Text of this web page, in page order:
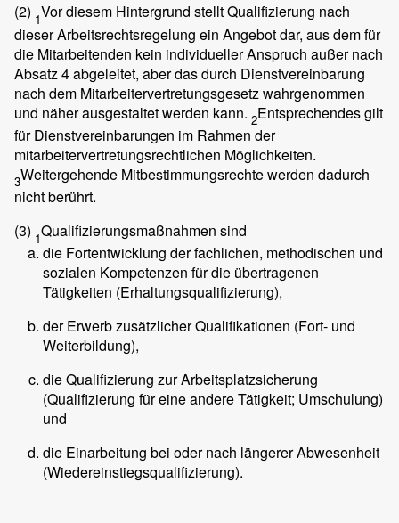
(2) 1Vor diesem Hintergrund stellt Qualifizierung nach
dieser Arbeitsrechtsregelung ein Angebot dar, aus dem für
die Mitarbeitenden kein individueller Anspruch außer nach
Absatz 4 abgeleitet, aber das durch Dienstvereinbarung
nach dem Mitarbeitervertretungsgesetz wahrgenommen
und näher ausgestaltet werden kann. 2Entsprechendes gilt
für Dienstvereinbarungen im Rahmen der
mitarbeitervertretungsrechtlichen Möglichkeiten.
3Weitergehende Mitbestimmungsrechte werden dadurch
nicht berührt.
(3) 1Qualifizierungsmaßnahmen sind
die Fortentwicklung der fachlichen, methodischen und
sozialen Kompetenzen für die übertragenen
Tätigkeiten (Erhaltungsqualifizierung),
der Erwerb zusätzlicher Qualifikationen (Fort- und
Weiterbildung),
die Qualifizierung zur Arbeitsplatzsicherung
(Qualifizierung für eine andere Tätigkeit; Umschulung)
und
die Einarbeitung bei oder nach längerer Abwesenheit
(Wiedereinstiegsqualifizierung).